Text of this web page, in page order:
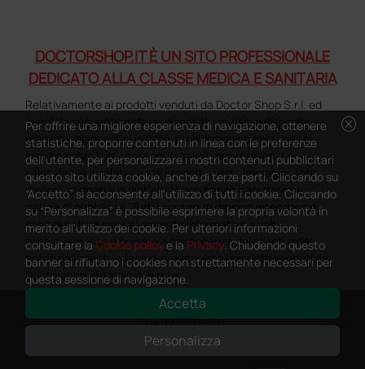
DOCTORSHOP.IT È UN SITO PROFESSIONALE
DEDICATO ALLA CLASSE MEDICA E SANITARIA
Relativamente ai prodotti venduti da Doctor Shop S.r.l. ed
aventi la seguente natura: dispositivi medici e dispositivi
medico – diagnostici in vitro, presidi medico chirurgici si
significa che: tutti i contenuti dei siti doctorshop.it e
salutefacile.it relativi a tali prodotti (testi, immagini, foto,
disegni, allegati e quant’altro) non hanno carattere né
natura di pubblicità. Tutti i contenuti devono intendersi e
sono di natura esclusivamente informativa e volti
esclusivamente a portare a conoscenza dei clienti e dei
potenziali clienti in fase di preacquisto i prodotti venduti da
Doctorshop attraverso la rete.
Copyright DoctorShop 2005-2026 - Tutti diritti riservati - P.IVA
04760660961
cancel
Per offrire una migliore esperienza di navigazione, ottenere
statistiche, proporre contenuti in linea con le preferenze
dell'utente, per personalizzare i nostri contenuti pubblicitari
questo sito utilizza cookie, anche di terze parti. Cliccando su
“Accetto” si acconsente all'utilizzo di tutti i cookie. Cliccando
su “Personalizza” è possibile esprimere la propria volontà in
merito all'utilizzo dei cookie. Per ulteriori informazioni
consultare la Cookie policye la Privacy. Chiudendo questo
banner si rifiutano i cookies non strettamente necessari per
questa sessione di navigazione.
Accetta
Personalizza